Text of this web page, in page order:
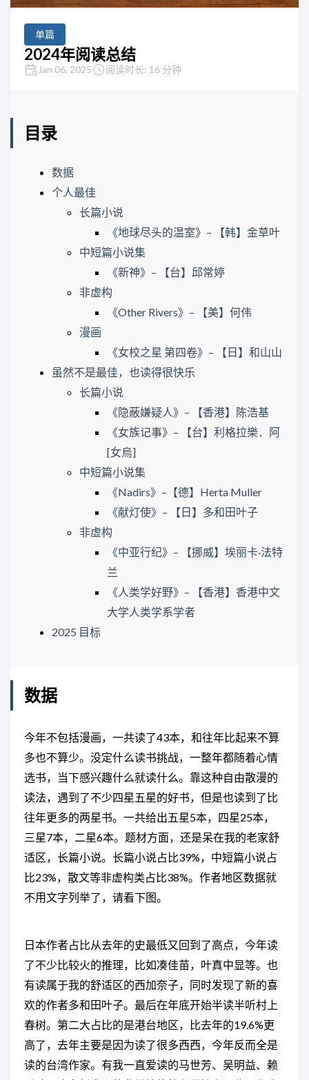
单篇
2024年阅读总结
Jan 06, 2025 阅读时长: 16 分钟
目录
数据
个人最佳
长篇小说
《地球尽头的温室》– 【韩】金草叶
中短篇小说集
《新神》– 【台】邱常婷
非虚构
《Other Rivers》– 【美】何伟
漫画
《女校之星 第四卷》– 【日】和山山
虽然不是最佳，也读得很快乐
长篇小说
《隐蔽嫌疑人》– 【香港】陈浩基
《女族记事》– 【台】利格拉樂．阿
[女烏]
中短篇小说集
《Nadirs》–【德】Herta Muller
《献灯使》– 【日】多和田叶子
非虚构
《中亚行纪》– 【挪威】埃丽卡·法特
兰
《人类学好野》– 【香港】香港中文
大学人类学系学者
2025 目标
数据
今年不包括漫画，一共读了43本，和往年比起来不算
多也不算少。没定什么读书挑战，一整年都随着心情
选书，当下感兴趣什么就读什么。靠这种自由散漫的
读法，遇到了不少四星五星的好书，但是也读到了比
往年更多的两星书。一共给出五星5本，四星25本，
三星7本，二星6本。题材方面，还是呆在我的老家舒
适区，长篇小说。长篇小说占比39%，中短篇小说占
比23%，散文等非虚构类占比38%。作者地区数据就
不用文字列举了，请看下图。
日本作者占比从去年的史最低又回到了高点，今年读
了不少比较火的推理，比如凑佳苗，叶真中显等。也
有读属于我的舒适区的西加奈子，同时发现了新的喜
欢的作者多和田叶子。最后在年底开始半读半听村上
春树。第二大占比的是港台地区，比去年的19.6%更
高了，去年主要是因为读了很多西西，今年反而全是
读的台湾作家。有我一直爱读的马世芳、吴明益、赖